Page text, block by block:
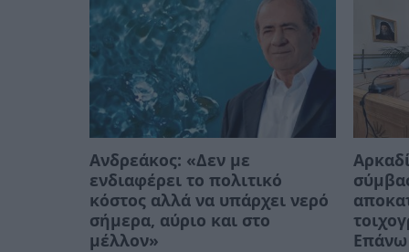
Ανδρεάκος: «Δεν με
ενδιαφέρει το πολιτικό
κόστος αλλά να υπάρχει νερό
σήμερα, αύριο και στο
μέλλον»